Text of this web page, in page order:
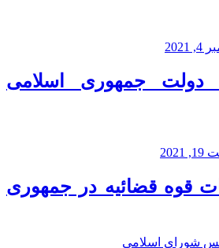
دولت جمهوری اسلامی
قوه قضائیه در جمهوری